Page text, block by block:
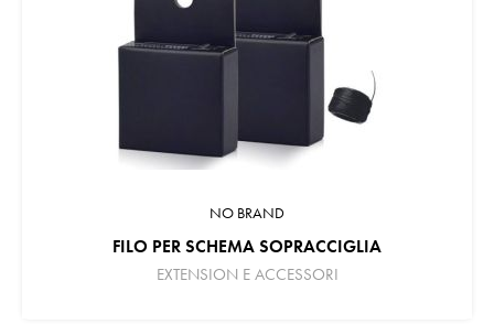
NO BRAND
FILO PER SCHEMA SOPRACCIGLIA
EXTENSION E ACCESSORI